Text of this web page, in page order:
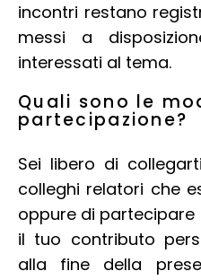
incontri restano
messi a
interessati al tema.
Quali sono le
partecipazione?
Sei libero di
colleghi relatori che
oppure di
il tuo contributo
alla fine della